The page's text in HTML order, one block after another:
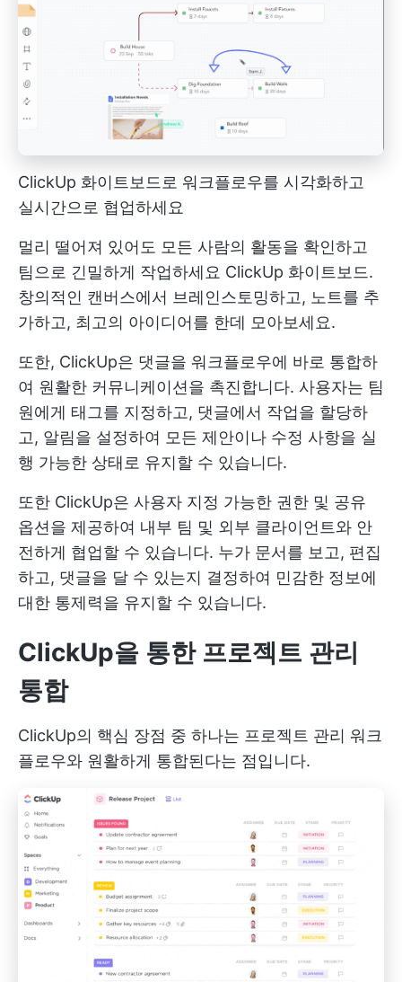
ClickUp 화이트보드로 워크플로우를 시각화하고
실시간으로 협업하세요
멀리 떨어져 있어도 모든 사람의 활동을 확인하고
팀으로 긴밀하게 작업하세요 ClickUp 화이트보드.
창의적인 캔버스에서 브레인스토밍하고, 노트를 추
가하고, 최고의 아이디어를 한데 모아보세요.
또한, ClickUp은 댓글을 워크플로우에 바로 통합하
여 원활한 커뮤니케이션을 촉진합니다. 사용자는 팀
원에게 태그를 지정하고, 댓글에서 작업을 할당하
고, 알림을 설정하여 모든 제안이나 수정 사항을 실
행 가능한 상태로 유지할 수 있습니다.
또한 ClickUp은 사용자 지정 가능한 권한 및 공유
옵션을 제공하여 내부 팀 및 외부 클라이언트와 안
전하게 협업할 수 있습니다. 누가 문서를 보고, 편집
하고, 댓글을 달 수 있는지 결정하여 민감한 정보에
대한 통제력을 유지할 수 있습니다.
ClickUp을 통한 프로젝트 관리
통합
ClickUp의 핵심 장점 중 하나는 프로젝트 관리 워크
플로우와 원활하게 통합된다는 점입니다.